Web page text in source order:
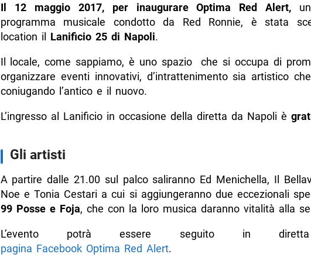
Il 12 maggio 2017, per inaugurare Optima Red Alert,
programma musicale condotto da Red Ronnie, è stata
location il
Lanificio 25 di Napoli.
Il locale, come sappiamo, è uno spazio che si occupa di
organizzare eventi innovativi, d’intrattenimento sia artistico
coniugando l’antico e il nuovo.
L’ingresso al Lanificio in occasione della diretta da Napoli è
Gli artisti
A partire dalle 21.00 sul palco saliranno Ed Menichella, Il
Noe e Tonia Cestari a cui si aggiungeranno due eccezionali
99 Posse e Foja, che con la loro musica daranno vitalità alla
L’evento potrà essere seguito in
pagina Facebook Optima Red Alert.